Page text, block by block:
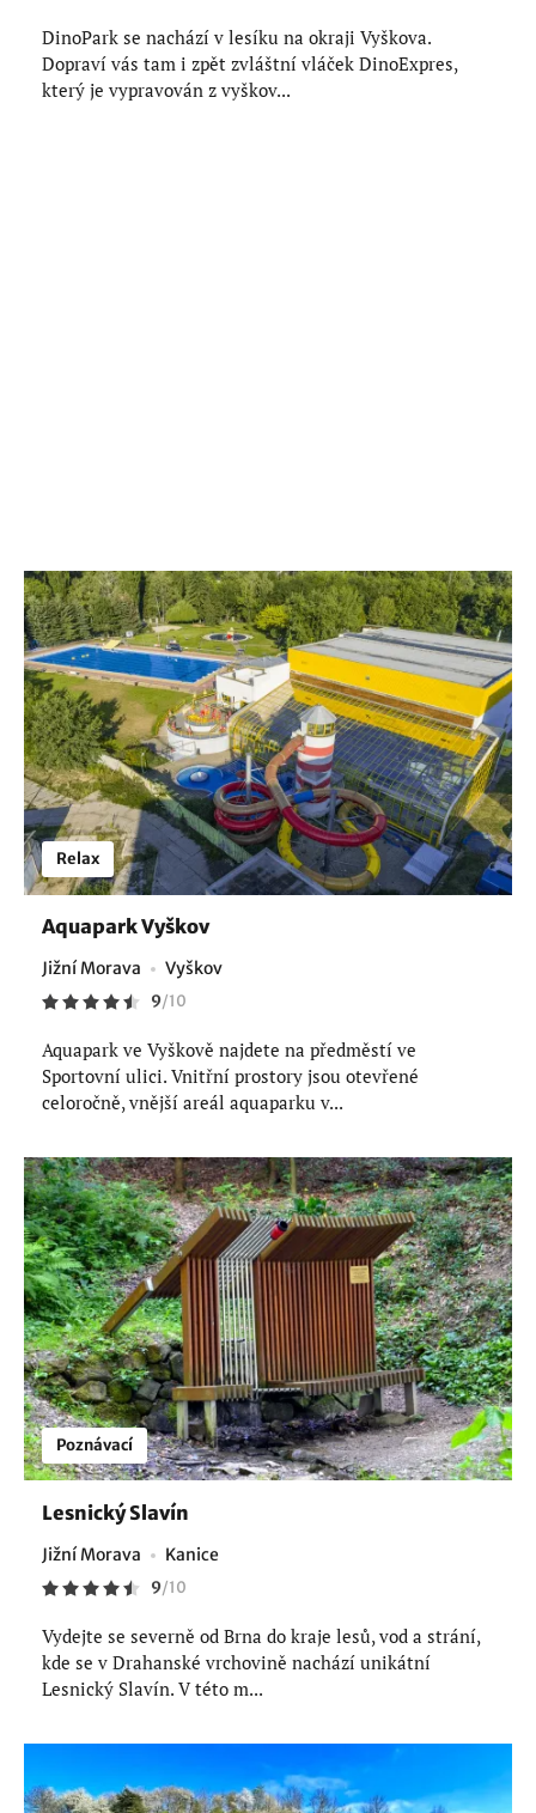
DinoPark se nachází v lesíku na okraji Vyškova.
Dopraví vás tam i zpět zvláštní vláček DinoExpres,
který je vypravován z vyškov...
Relax
Aquapark Vyškov
Jižní Morava Vyškov
9/10
Aquapark ve Vyškově najdete na předměstí ve
Sportovní ulici. Vnitřní prostory jsou otevřené
celoročně, vnější areál aquaparku v...
Poznávací
Lesnický Slavín
Jižní Morava Kanice
9/10
Vydejte se severně od Brna do kraje lesů, vod a strání,
kde se v Drahanské vrchovině nachází unikátní
Lesnický Slavín. V této m...